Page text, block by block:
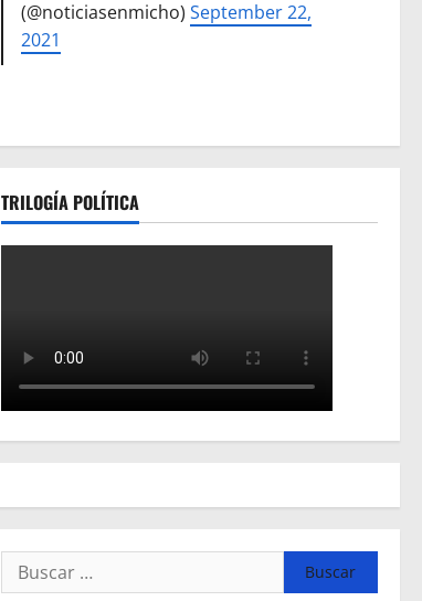
(@noticiasenmicho)September 22,
2021
TRILOGÍA POLÍTICA
Buscar: